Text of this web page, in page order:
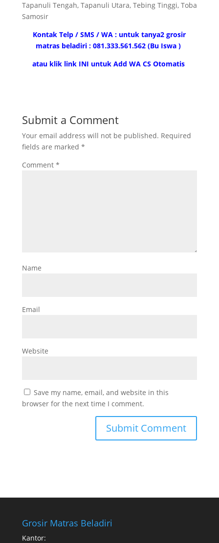
Tapanuli Tengah, Tapanuli Utara, Tebing Tinggi, Toba
Samosir
Kontak Telp / SMS / WA : untuk tanya2 grosir
matras beladiri : 081.333.561.562 (Bu Iswa )
atau klik link INI untuk Add WA CS Otomatis
Submit a Comment
Your email address will not be published. Required
fields are marked *
Comment *
Name
Email
Website
Save my name, email, and website in this
browser for the next time I comment.
Grosir Matras Beladiri
Kantor: